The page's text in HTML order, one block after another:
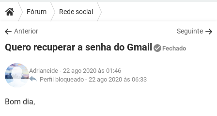
CELULAR
OUTLOOK
INSTAGRAM GMAIL
GUIA DE COMPRAS
DICAS
JOGOS
INSTAGRAM GMAIL
GUIA DE COMPRAS
DOWNLOADS
JOGOS WHATSAPP
CELULAR
OUTLOOK EXCEL
INSTAGRAM
FÓRUM
JOGOS WHATSAPP
CELULAR
OUTLOOK
GLOSSÁRIO
JOGOS
Fórum Rede social
Anterior Seguinte
Quero recuperar a senha do Gmail Fechado
Adrianeide - 22 ago 2020 às 01:46
Perfil bloqueado - 22 ago 2020 às 06:33
Bom dia,